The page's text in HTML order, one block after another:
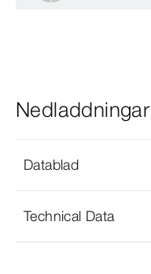
Nedladdningar
Datablad
Technical Data